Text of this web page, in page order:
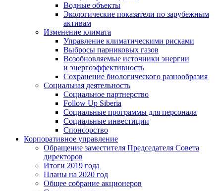
Водные объекты
Экологические показатели по зарубежным
активам
Изменение климата
Управление климатическими рисками
Выбросы парниковых газов
Возобновляемые источники энергии
и энергоэффективность
Сохранение биологического разнообразия
Социальная деятельность
Социальное партнерство
Follow Up Siberia
Социальные программы для персонала
Социальные инвестиции
Спонсорство
Корпоративное управление
Обращение заместителя Председателя Совета
директоров
Итоги 2019 года
Планы на 2020 год
Общее собрание акционеров